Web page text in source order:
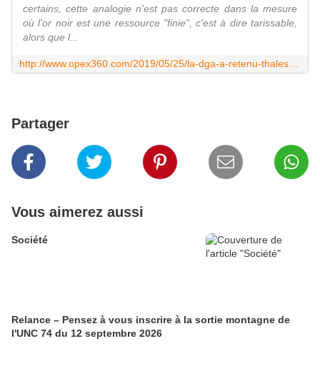
certains, cette analogie n'est pas correcte dans la mesure
où l'or noir est une ressource "finie", c'est à dire tarissable,
alors que l...
Partager
Vous aimerez aussi
Société
Relance – Pensez à vous inscrire à la sortie montagne de
l'UNC 74 du 12 septembre 2026